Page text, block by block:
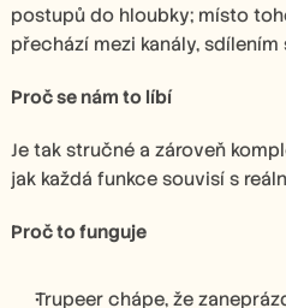
postupů do hloubky; místo
přechází mezi kanály,
Proč se nám to líbí
Je tak stručné a zároveň
jak každá funkce souvisí s
Proč to funguje
Trupeer chápe, že